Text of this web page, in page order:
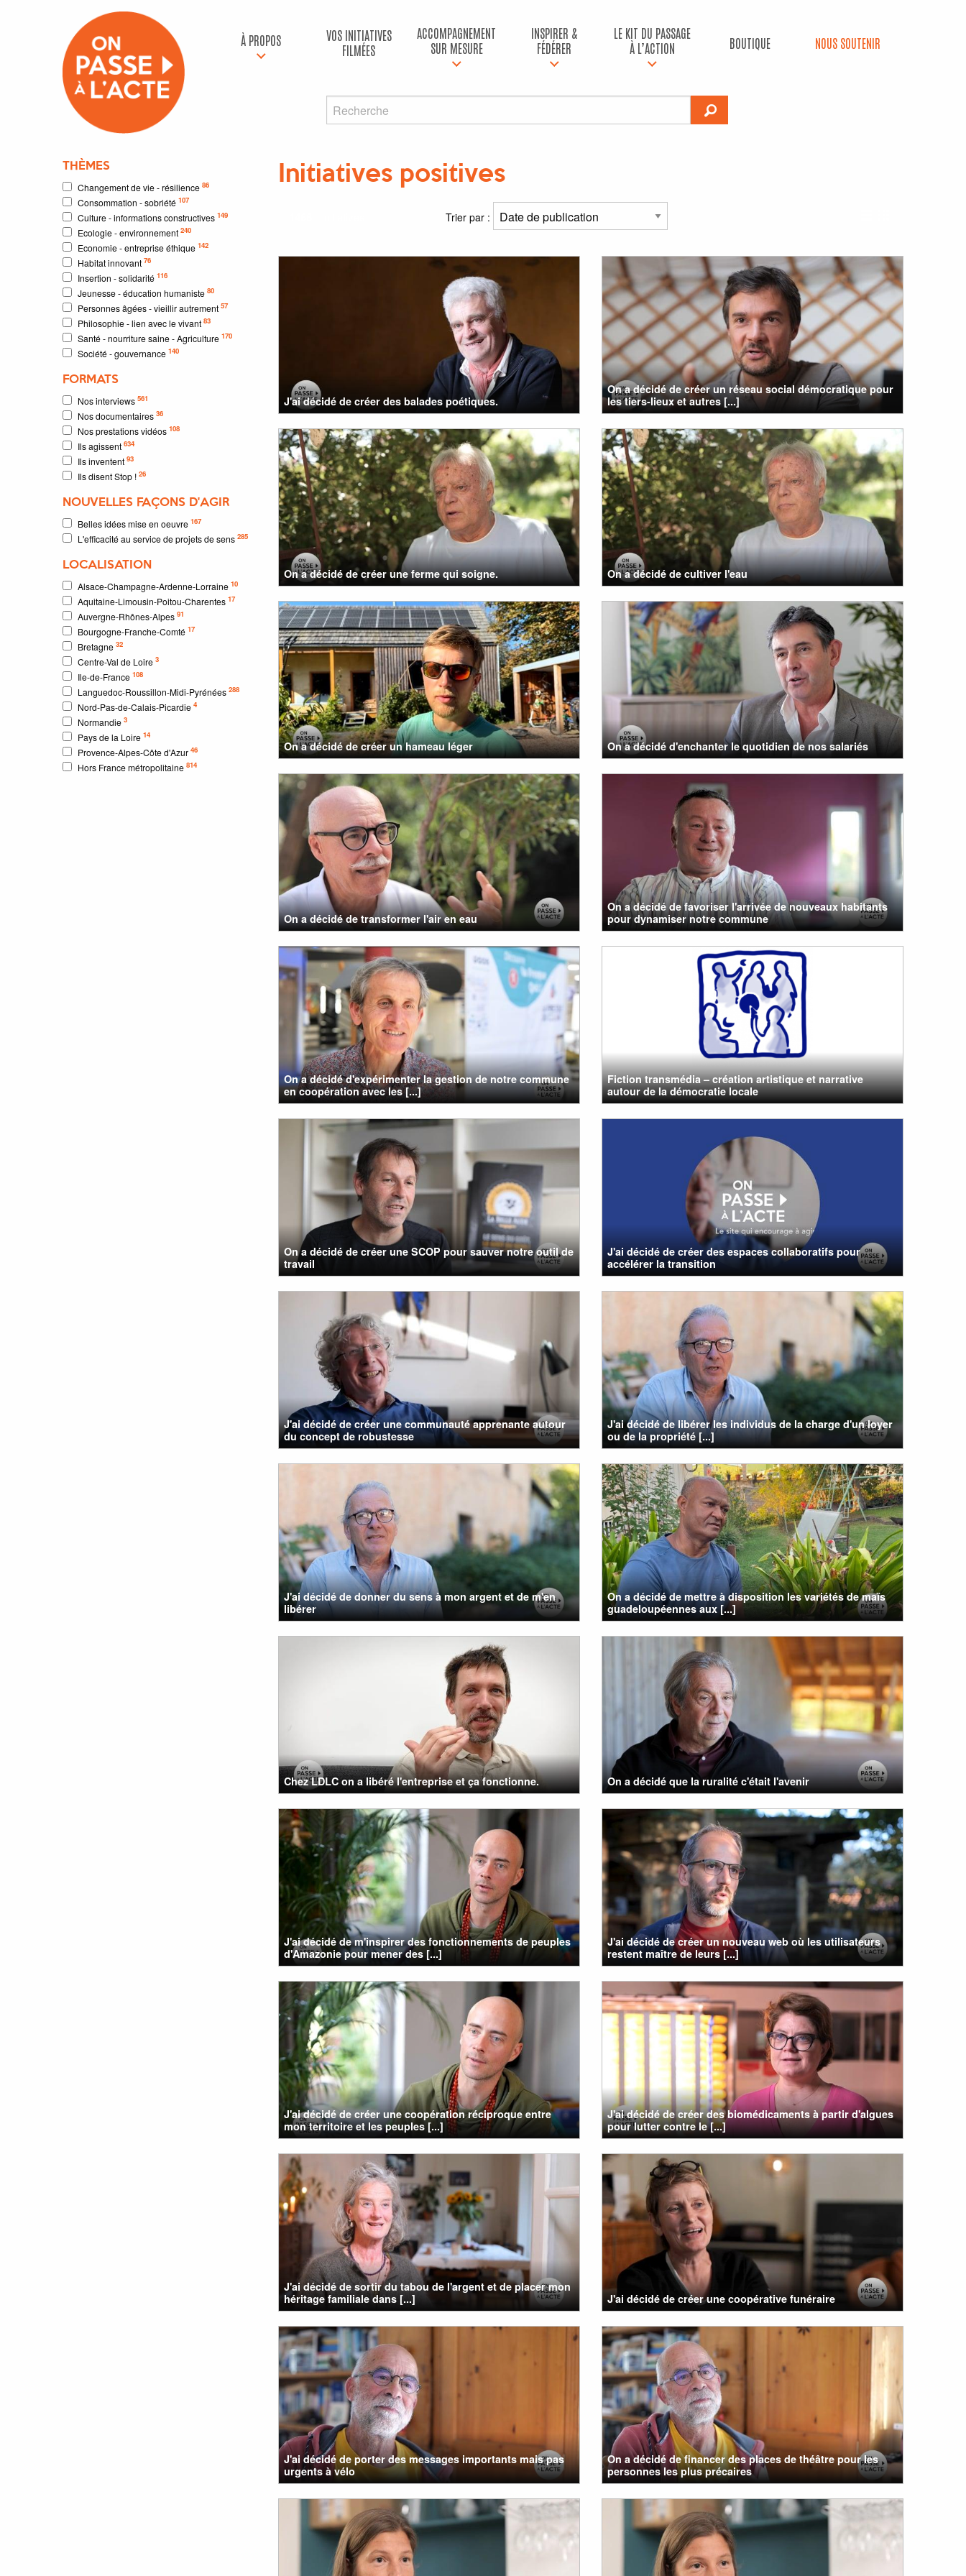
À PROPOS
VOS INITIATIVES
FILMÉES
ACCOMPAGNEMENT
SUR MESURE
INSPIRER &
FÉDÉRER
LE KIT DU PASSAGE
À L’ACTION
BOUTIQUE NOUS SOUTENIR
THÈMES
Changement de vie - résilience 86
Consommation - sobriété 107
Culture - informations constructives 149
Ecologie - environnement 240
Economie - entreprise éthique 142
Habitat innovant 76
Insertion - solidarité 116
Jeunesse - éducation humaniste 80
Personnes âgées - vieillir autrement 57
Philosophie - lien avec le vivant 83
Santé - nourriture saine - Agriculture 170
Société - gouvernance 140
FORMATS
Nos interviews 561
Nos documentaires 36
Nos prestations vidéos 108
Ils agissent 634
Ils inventent 93
Ils disent Stop ! 26
NOUVELLES FAÇONS D'AGIR
Belles idées mise en oeuvre 167
L'efficacité au service de projets de sens 285
LOCALISATION
Alsace-Champagne-Ardenne-Lorraine 10
Aquitaine-Limousin-Poitou-Charentes 17
Auvergne-Rhônes-Alpes 91
Bourgogne-Franche-Comté 17
Bretagne 32
Centre-Val de Loire 3
Ile-de-France 108
Languedoc-Roussillon-Midi-Pyrénées 288
Nord-Pas-de-Calais-Picardie 4
Normandie 3
Pays de la Loire 14
Provence-Alpes-Côte d'Azur 46
Hors France métropolitaine 814
Initiatives positives
Trier par :
J'ai décidé de créer des balades poétiques.
On a décidé de créer un réseau social démocratique pour
les tiers-lieux et autres [...]
On a décidé de créer une ferme qui soigne. On a décidé de cultiver l'eau
On a décidé de créer un hameau léger On a décidé d'enchanter le quotidien de nos salariés
On a décidé de transformer l'air en eau
On a décidé de favoriser l'arrivée de nouveaux habitants
pour dynamiser notre commune
On a décidé d'expérimenter la gestion de notre commune
en coopération avec les [...]
Fiction transmédia – création artistique et narrative
autour de la démocratie locale
On a décidé de créer une SCOP pour sauver notre outil de
travail
J'ai décidé de créer des espaces collaboratifs pour
accélérer la transition
J'ai décidé de créer une communauté apprenante autour
du concept de robustesse
J'ai décidé de libérer les individus de la charge d'un loyer
ou de la propriété [...]
J'ai décidé de donner du sens à mon argent et de m'en
libérer
On a décidé de mettre à disposition les variétés de maïs
guadeloupéennes aux [...]
Chez LDLC on a libéré l'entreprise et ça fonctionne. On a décidé que la ruralité c'était l'avenir
J'ai décidé de m'inspirer des fonctionnements de peuples
d'Amazonie pour mener des [...]
J'ai décidé de créer un nouveau web où les utilisateurs
restent maître de leurs [...]
J'ai décidé de créer une coopération réciproque entre
mon territoire et les peuples [...]
J'ai décidé de créer des biomédicaments à partir d'algues
pour lutter contre le [...]
J'ai décidé de sortir du tabou de l'argent et de placer mon
héritage familiale dans [...]
J'ai décidé de créer une coopérative funéraire
J'ai décidé de porter des messages importants mais pas
urgents à vélo
On a décidé de financer des places de théâtre pour les
personnes les plus précaires